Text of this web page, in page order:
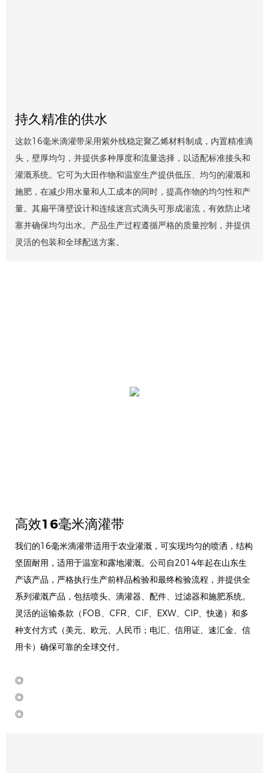
持久精准的供水
这款16毫米滴灌带采用紫外线稳定聚乙烯材料制成，内置精准滴
头，壁厚均匀，并提供多种厚度和流量选择，以适配标准接头和
灌溉系统。它可为大田作物和温室生产提供低压、均匀的灌溉和
施肥，在减少用水量和人工成本的同时，提高作物的均匀性和产
量。其扁平薄壁设计和连续迷宫式滴头可形成湍流，有效防止堵
塞并确保均匀出水。产品生产过程遵循严格的质量控制，并提供
灵活的包装和全球配送方案。
高效16毫米滴灌带
我们的16毫米滴灌带适用于农业灌溉，可实现均匀的喷洒，结构
坚固耐用，适用于温室和露地灌溉。公司自2014年起在山东生
产该产品，严格执行生产前样品检验和最终检验流程，并提供全
系列灌溉产品，包括喷头、滴灌器、配件、过滤器和施肥系统。
灵活的运输条款（FOB、CFR、CIF、EXW、CIP、快递）和多
种支付方式（美元、欧元、人民币；电汇、信用证、速汇金、信
用卡）确保可靠的全球交付。
◎
◎
◎